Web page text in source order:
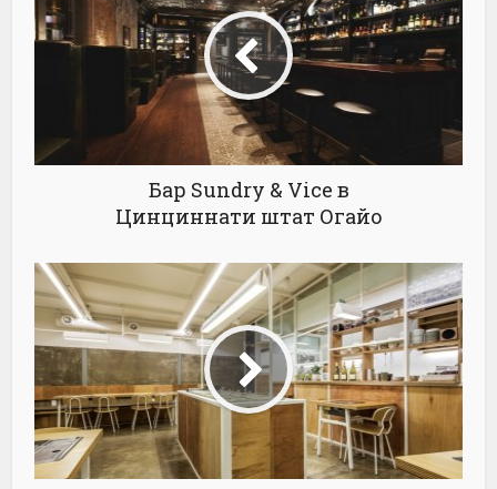
Бар Sundry & Vice в
Цинциннати штат Огайо